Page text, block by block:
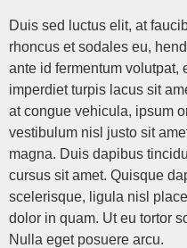
Duis sed luctus elit, at
rhoncus et sodales eu,
ante id fermentum volutpat,
imperdiet turpis lacus sit
at congue vehicula, ipsum
vestibulum nisl justo sit
magna. Duis dapibus
cursus sit amet. Quisque
scelerisque, ligula nisl
dolor in quam. Ut eu tortor
Nulla eget posuere arcu.